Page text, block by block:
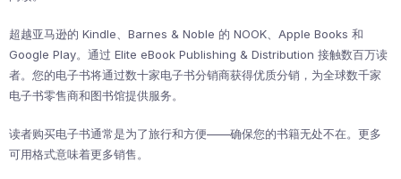
超越亚马逊的 Kindle、Barnes & Noble 的 NOOK、Apple Books 和
Google Play。通过 Elite eBook Publishing & Distribution 接触数百万读
者。您的电子书将通过数十家电子书分销商获得优质分销，为全球数千家
电子书零售商和图书馆提供服务。
读者购买电子书通常是为了旅行和方便——确保您的书籍无处不在。更多
可用格式意味着更多销售。